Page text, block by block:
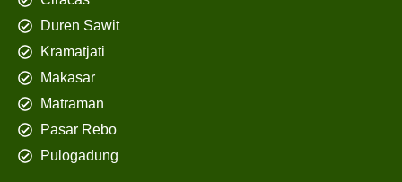
Duren Sawit
Kramatjati
Makasar
Matraman
Pasar Rebo
Pulogadung